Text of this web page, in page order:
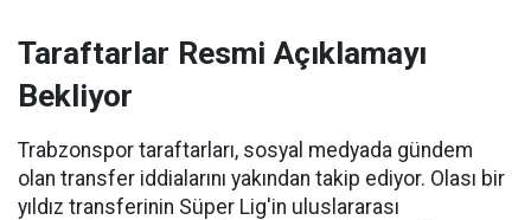
Taraftarlar Resmi Açıklamayı
Bekliyor
Trabzonspor taraftarları, sosyal medyada gündem
olan transfer iddialarını yakından takip ediyor. Olası bir
yıldız transferinin Süper Lig'in uluslararası